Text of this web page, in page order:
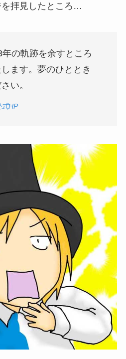
拝見したところ…
の軌跡を余すところ
ます。夢のひととき
さい。
式HP